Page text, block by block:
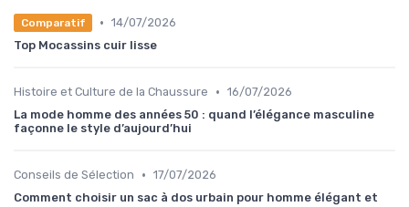
Comparatif • 14/07/2026
Top Mocassins cuir lisse
Histoire et Culture de la Chaussure • 16/07/2026
La mode homme des années 50 : quand l’élégance masculine
façonne le style d’aujourd’hui
Conseils de Sélection • 17/07/2026
Comment choisir un sac à dos urbain pour homme élégant et